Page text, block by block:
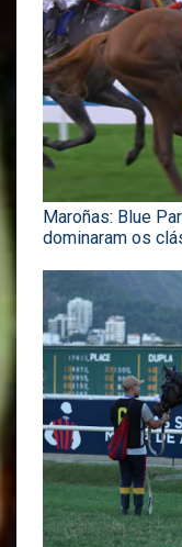
Maroñas: Blue
dominaram os